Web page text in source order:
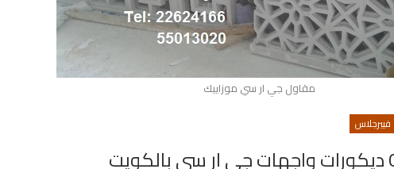
مقاول جي ار سي موزاييك
فيبرجلاس